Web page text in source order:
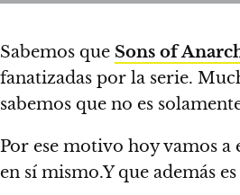
Sabemos que Sons of
fanatizadas por la serie.
sabemos que no es
Por ese motivo hoy vamos
en sí mismo.Y que además